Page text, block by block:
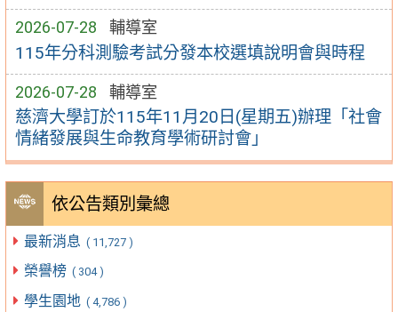
2026-07-28 輔導室
115年分科測驗考試分發本校選填說明會與時程
2026-07-28 輔導室
慈濟大學訂於115年11月20日(星期五)辦理「社會
情緒發展與生命教育學術研討會」
依公告類別彙總
最新消息 ( 11,727 )
榮譽榜 ( 304 )
學生園地 ( 4,786 )